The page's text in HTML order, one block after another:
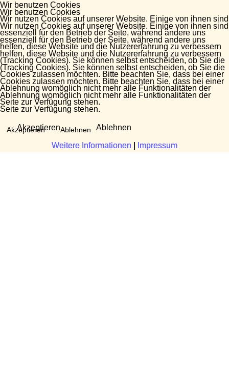
Wir benutzen Cookies
Wir nutzen Cookies auf unserer Website. Einige von ihnen sind
essenziell für den Betrieb der Seite, während andere uns
helfen, diese Website und die Nutzererfahrung zu verbessern
(Tracking Cookies). Sie können selbst entscheiden, ob Sie die
Cookies zulassen möchten. Bitte beachten Sie, dass bei einer
Ablehnung womöglich nicht mehr alle Funktionalitäten der
Seite zur Verfügung stehen.
Akzeptieren Ablehnen
Weitere Informationen Impressum
Wir benutzen Cookies
Wir nutzen Cookies auf unserer Website. Einige von ihnen sind
essenziell für den Betrieb der Seite, während andere uns
helfen, diese Website und die Nutzererfahrung zu verbessern
(Tracking Cookies). Sie können selbst entscheiden, ob Sie die
Cookies zulassen möchten. Bitte beachten Sie, dass bei einer
Ablehnung womöglich nicht mehr alle Funktionalitäten der
Seite zur Verfügung stehen.
Akzeptieren Ablehnen
Weitere Informationen Impressum